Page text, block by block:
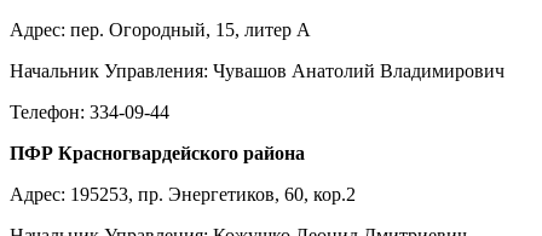
Адрес: пер. Огородный, 15, литер А
Начальник Управления: Чувашов Анатолий Владимирович
Телефон: 334-09-44
ПФР Красногвардейского района
Адрес: 195253, пр. Энергетиков, 60, кор.2